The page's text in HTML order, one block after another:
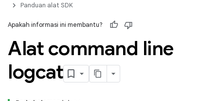
Panduan alat SDK
Apakah informasi ini membantu?
Alat command line
logcat